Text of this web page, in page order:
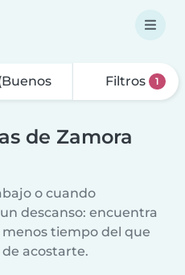
Filtros 1
de Zamora
o cuando
descanso: encuentra
tiempo del que
acostarte.